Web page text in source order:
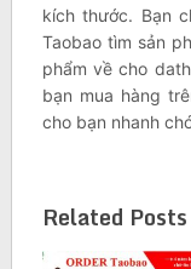
kích thước. Bạn
Taobao tìm sản
phẩm về cho
bạn mua hàng
cho bạn nhanh
Related Posts